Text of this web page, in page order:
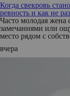
Когда свекровь
ревность и как не
Часто молодая жена
замечаниями или
место рядом с
вчера